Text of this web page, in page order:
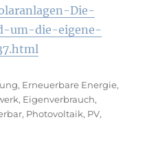
Die-
um-die-eigene-
, Erneuerbare Energie,
, Eigenverbrauch,
, Photovoltaik, PV,